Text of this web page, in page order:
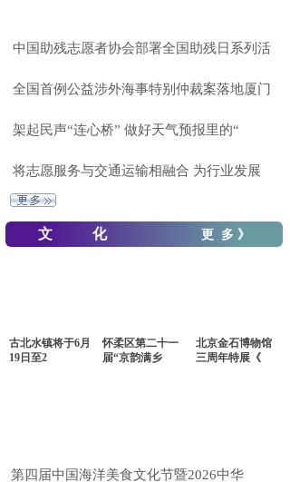
中国助残志愿者协会部署全国助残日系列活
全国首例公益涉外海事特别仲裁案落地厦门
架起民声“连心桥” 做好天气预报里的“
将志愿服务与交通运输相融合 为行业发展
文 化 更 多 》
古北水镇将于6月
19日至2
怀柔区第二十一
届“京韵满乡
北京金石博物馆
三周年特展《
第四届中国海洋美食文化节暨2026中华